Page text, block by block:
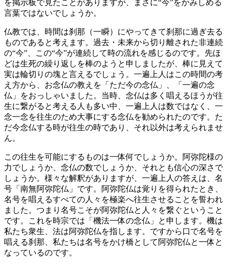
を掲示板で見たことがありますが、まさに“今”をかみしめる
言葉ではないでしょうか。
仏教では、時間は刹那（一瞬）にやってきて刹那に過ぎ去る
ものであると考えます。過去・未来から切り離された非連続
の“今”、この“今”が連続して時の流れを感じるのです。先ほ
どは生死の繰り返しを棒のようと申しましたが、棒に見えて
実は輪切りの塊と言えるでしょう。一遍上人はこの時間の考
え方から、お念仏の教えを「ただ今の念仏」、「一遍の念
仏」をおっしゃいました。当時、念仏は多く唱えるほうが往
生に繋がると考える人も多い中、一遍上人は数ではなく、一
念一念を往生のため大事にする念仏を勧められたのです。た
だ今念仏する時が往生の時であり、それ以外は考えられませ
ん。
この往生を可能にするものは一体何でしょうか。阿弥陀様の
力でしょうか、念仏の数でしょうか、それとも信心の深さで
しょうか。様々な解釈がありますが、一遍上人の答えは、名
号「南無阿弥陀仏」です。阿弥陀仏は覚りを得られたとき、
名号を唱えるすべての人々を極楽へ往生させることを誓われ
ました。つまり名号こそが阿弥陀仏と人々を繋ぐということ
です。これを時宗では「機法一体の念仏」と申します。機は
私たち衆生、法は阿弥陀仏を指します。ですから口で名号を
唱える刹那、私たちは名号をかけ橋として阿弥陀仏と一体と
なっているのです。